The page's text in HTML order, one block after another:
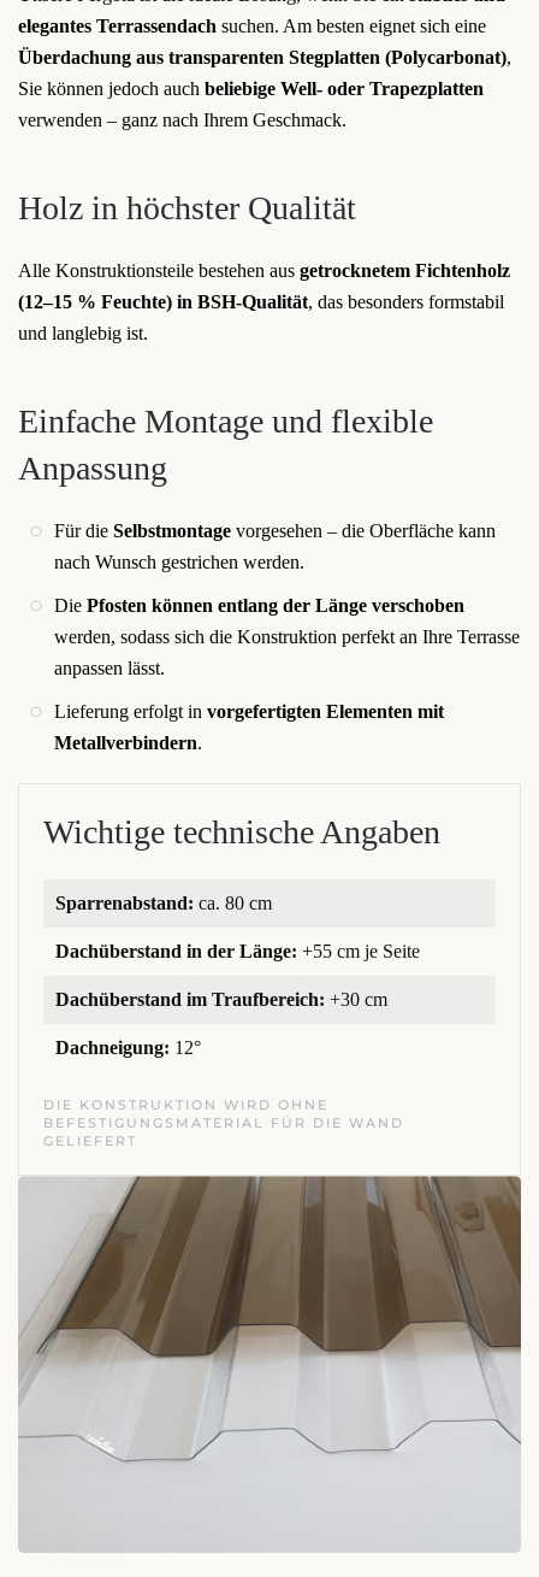
elegantes Terrassendach suchen. Am besten eignet sich eine
Überdachung aus transparenten Stegplatten (Polycarbonat),
Sie können jedoch auch beliebige Well- oder Trapezplatten
verwenden – ganz nach Ihrem Geschmack.
Holz in höchster Qualität
Alle Konstruktionsteile bestehen aus getrocknetem Fichtenholz
(12–15 % Feuchte) in BSH-Qualität, das besonders formstabil
und langlebig ist.
Einfache Montage und flexible
Anpassung
Für die Selbstmontage vorgesehen – die Oberfläche kann
nach Wunsch gestrichen werden.
Die Pfosten können entlang der Länge verschoben
werden, sodass sich die Konstruktion perfekt an Ihre Terrasse
anpassen lässt.
Lieferung erfolgt in vorgefertigten Elementen mit
Metallverbindern.
Wichtige technische Angaben
Sparrenabstand: ca. 80 cm
Dachüberstand in der Länge: +55 cm je Seite
Dachüberstand im Traufbereich: +30 cm
Dachneigung: 12°
DIE KONSTRUKTION WIRD OHNE
BEFESTIGUNGSMATERIAL FÜR DIE WAND
GELIEFERT